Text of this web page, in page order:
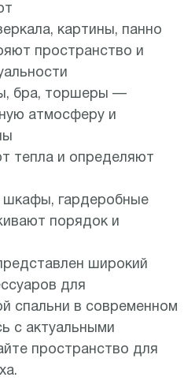
картины, панно
пространство и
бра, торшеры —
атмосферу и
тепла и определяют
шкафы, гардеробные
порядок и
широкий
для
спальни в современном
с актуальными
пространство для